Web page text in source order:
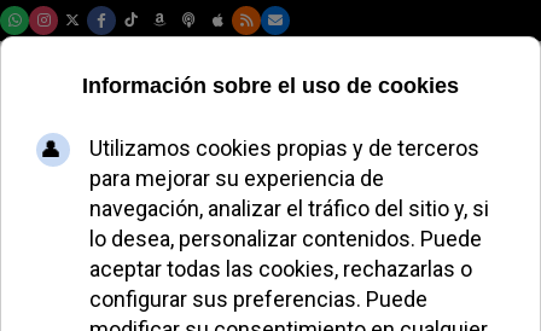
Quebec propone
una ley que
prohibiría las